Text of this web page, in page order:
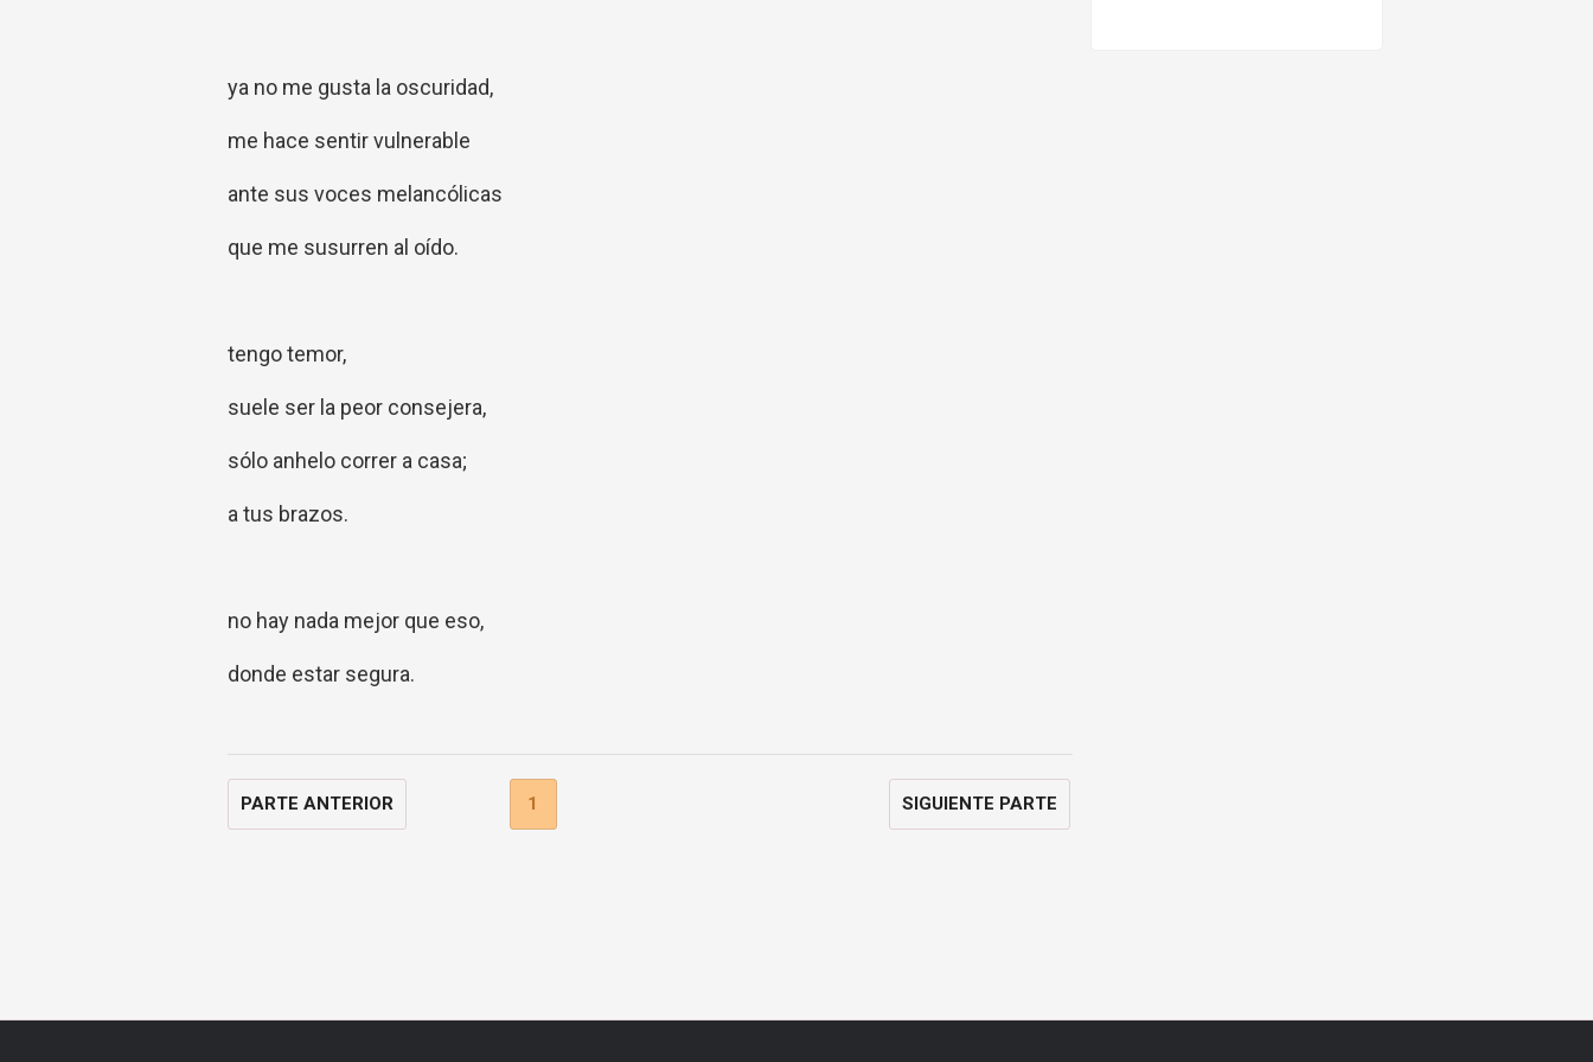
ya no me gusta la oscuridad,
me hace sentir vulnerable
ante sus voces melancólicas
que me susurren al oído.
tengo temor,
suele ser la peor consejera,
sólo anhelo correr a casa;
a tus brazos.
no hay nada mejor que eso,
donde estar segura.
PARTE ANTERIOR 1 SIGUIENTE PARTE